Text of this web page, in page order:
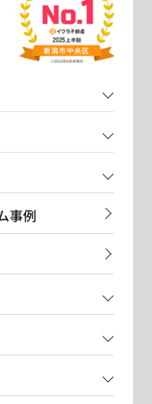
事例